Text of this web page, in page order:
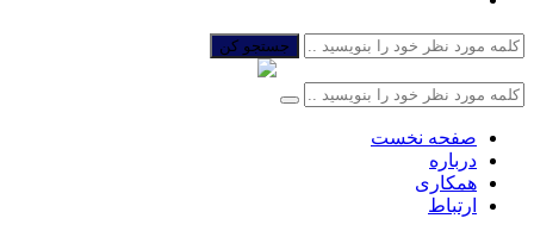
جستجو کن
صفحه نخست
درباره
همکاری
ارتباط